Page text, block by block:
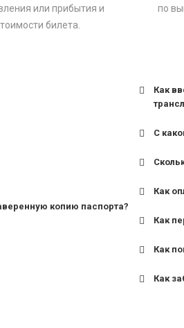
или прибытия и
билета.
по
копию паспорта?
Как
С
для
Как
Как
Как
Как